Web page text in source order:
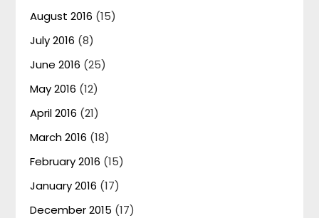
August 2016 (15)
July 2016 (8)
June 2016 (25)
May 2016 (12)
April 2016 (21)
March 2016 (18)
February 2016 (15)
January 2016 (17)
December 2015 (17)